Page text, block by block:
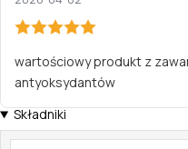
wartościowy produkt z
antyoksydantów
Składniki